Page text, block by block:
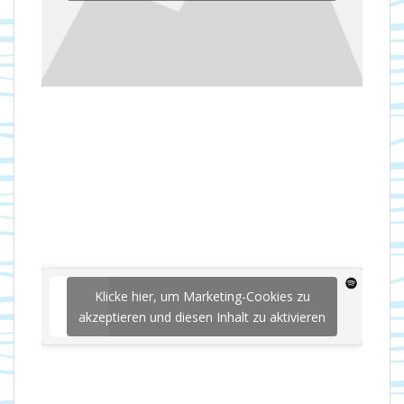
Klicke hier, um Marketing-Cookies zu
akzeptieren und diesen Inhalt zu aktivieren